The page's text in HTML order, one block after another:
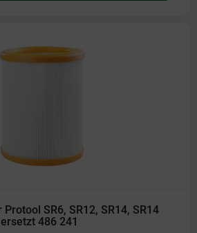
SR6, SR12, SR14, SR14
486 241